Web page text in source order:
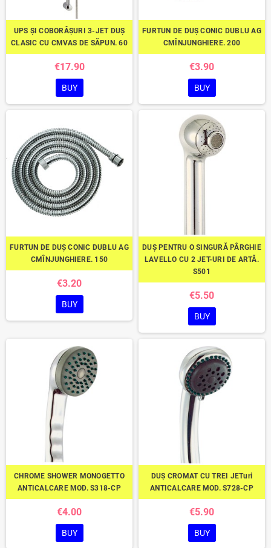
UPS ȘI COBORÂȘURI 3-JET DUȘ
CLASIC CU CMVAS DE SĂPUN. 60
€17.90
BUY
FURTUN DE DUȘ CONIC DUBLU AG
CMÎNJUNGHIERE. 200
€3.90
BUY
FURTUN DE DUȘ CONIC DUBLU AG
CMÎNJUNGHIERE. 150
€3.20
BUY
DUȘ PENTRU O SINGURĂ PÂRGHIE
LAVELLO CU 2 JET-URI DE ARTĂ.
S501
€5.50
BUY
CHROME SHOWER MONOGETTO
ANTICALCARE MOD. S318-CP
€4.00
BUY
DUȘ CROMAT CU TREI JETuri
ANTICALCARE MOD. S728-CP
€5.90
BUY